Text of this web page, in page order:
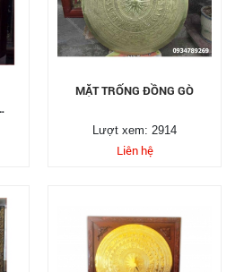
MẶT TRỐNG ĐỒNG GÒ
Lượt xem: 2914
Liên hệ